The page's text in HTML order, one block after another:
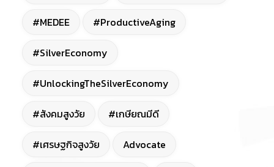
#MEDEE #ProductiveAging
#SilverEconomy
#UnlockingTheSilverEconomy
#สังคมสูงวัย #เกษียณมีดี
#เศรษฐกิจสูงวัย Advocate